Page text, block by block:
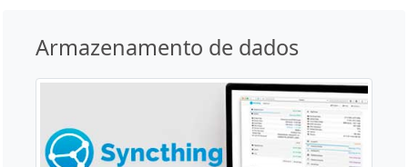
Armazenamento de dados